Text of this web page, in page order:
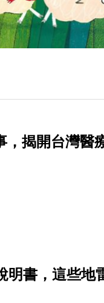
，揭開台灣醫
明書，這些地